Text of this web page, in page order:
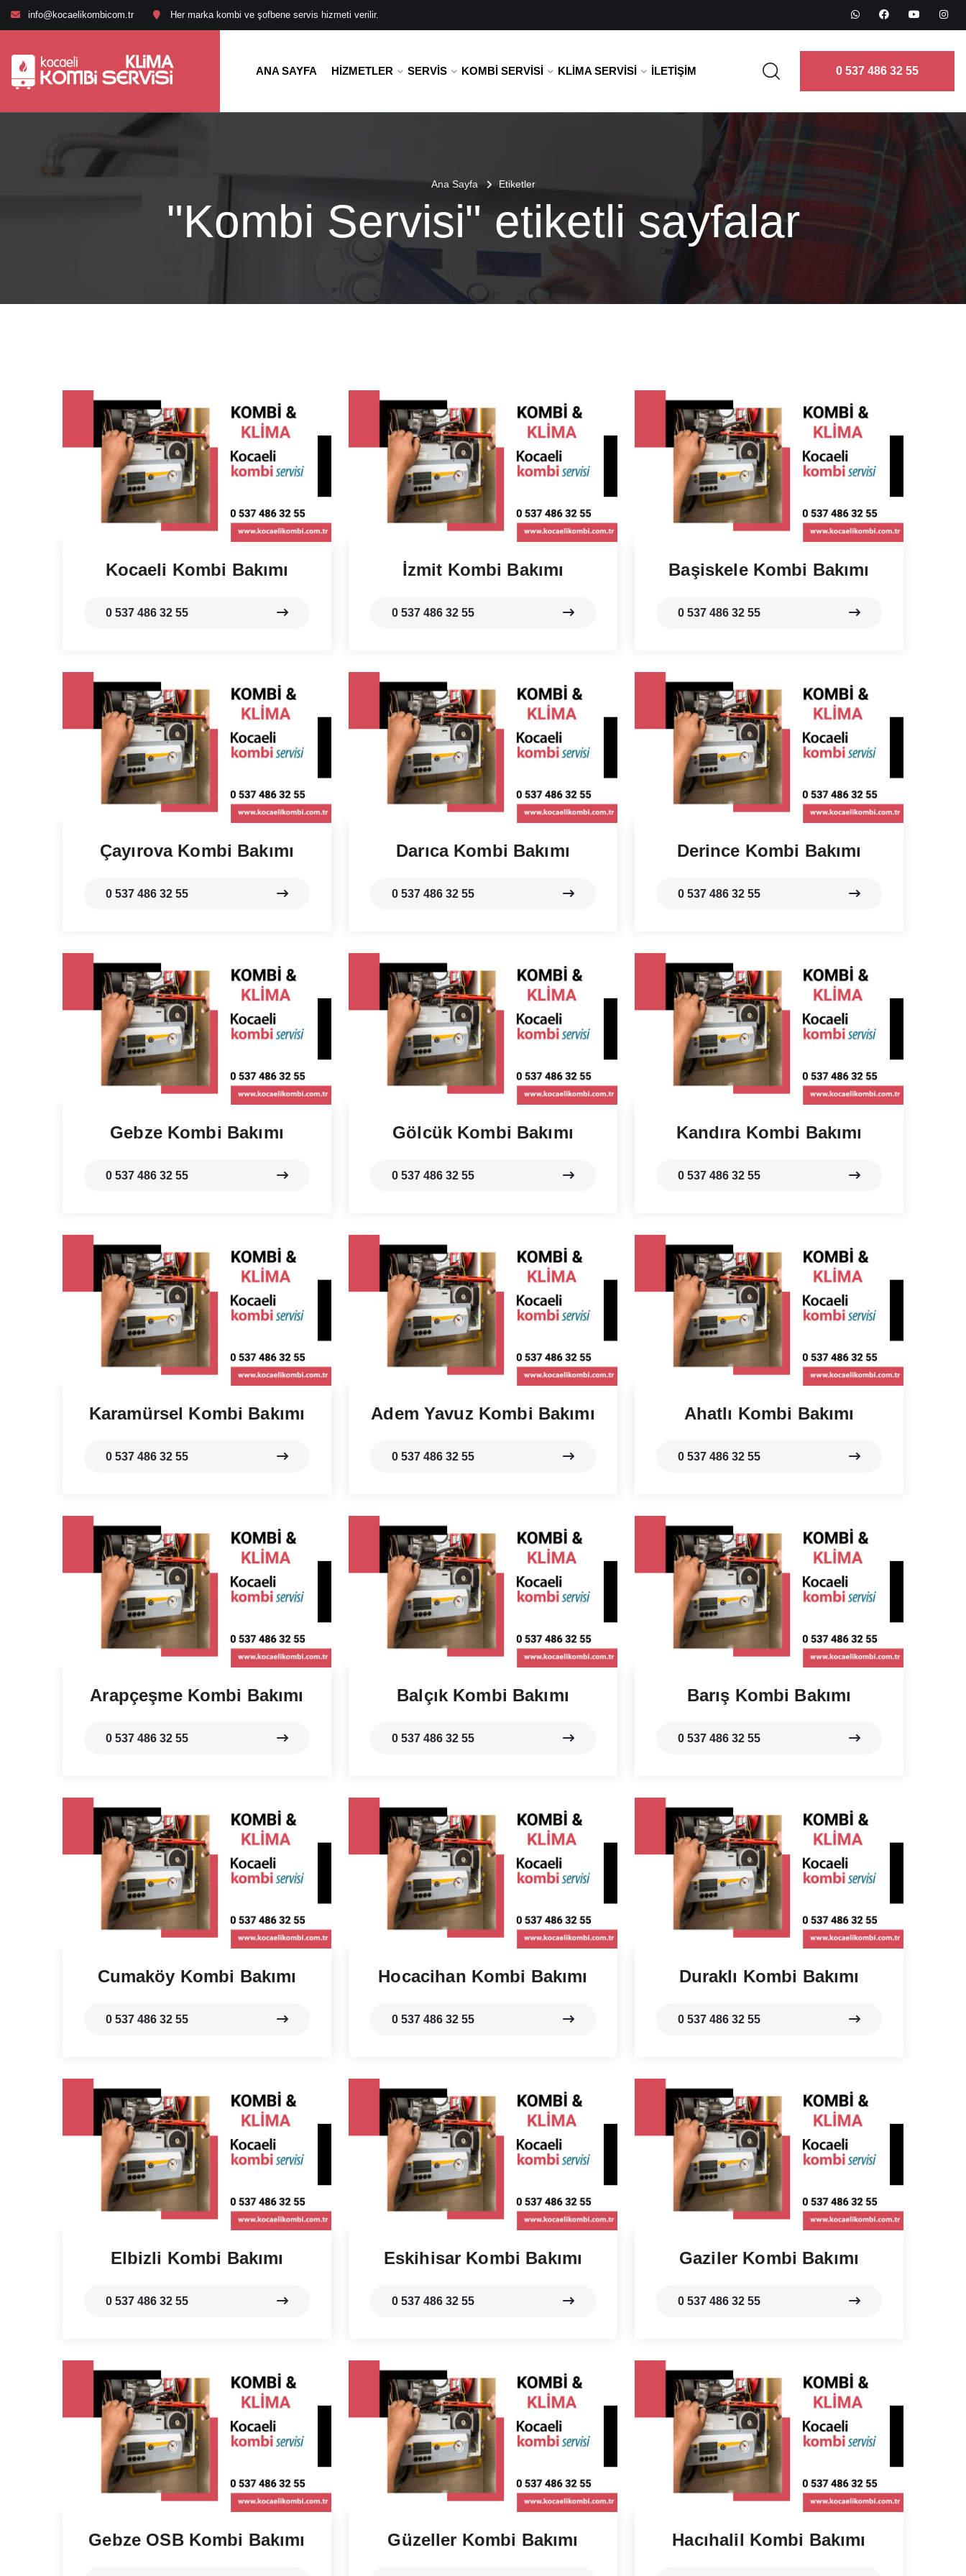
info@kocaelikombicom.tr Her marka kombi ve şofbene servis hizmeti verilir.
ANA SAYFA HIZMETLER SERVIS KOMBI SERVISI KLIMA SERVISI İLETIŞIM 0 537 486 32 55
Ana Sayfa Etiketler
"Kombi Servisi" etiketli sayfalar
Kocaeli Kombi Bakımı
0 537 486 32 55
İzmit Kombi Bakımı
0 537 486 32 55
Başiskele Kombi Bakımı
0 537 486 32 55
Çayırova Kombi Bakımı
0 537 486 32 55
Darıca Kombi Bakımı
0 537 486 32 55
Derince Kombi Bakımı
0 537 486 32 55
Gebze Kombi Bakımı
0 537 486 32 55
Gölcük Kombi Bakımı
0 537 486 32 55
Kandıra Kombi Bakımı
0 537 486 32 55
Karamürsel Kombi Bakımı
0 537 486 32 55
Adem Yavuz Kombi Bakımı
0 537 486 32 55
Ahatlı Kombi Bakımı
0 537 486 32 55
Arapçeşme Kombi Bakımı
0 537 486 32 55
Balçık Kombi Bakımı
0 537 486 32 55
Barış Kombi Bakımı
0 537 486 32 55
Cumaköy Kombi Bakımı
0 537 486 32 55
Hocacihan Kombi Bakımı
0 537 486 32 55
Duraklı Kombi Bakımı
0 537 486 32 55
Elbizli Kombi Bakımı
0 537 486 32 55
Eskihisar Kombi Bakımı
0 537 486 32 55
Gaziler Kombi Bakımı
0 537 486 32 55
Gebze OSB Kombi Bakımı Güzeller Kombi Bakımı Hacıhalil Kombi Bakımı